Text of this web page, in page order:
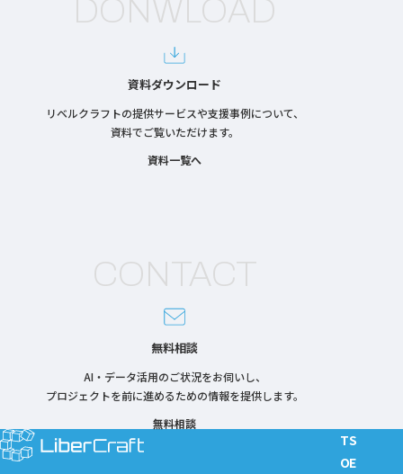
DONWLOAD
資料ダウンロード
リベルクラフトの提供サービスや支援事例について、
資料でご覧いただけます。
資料一覧へ
CONTACT
無料相談
AI・データ活用のご状況をお伺いし、
プロジェクトを前に進めるための情報を提供します。
無料相談
T
O
S
E